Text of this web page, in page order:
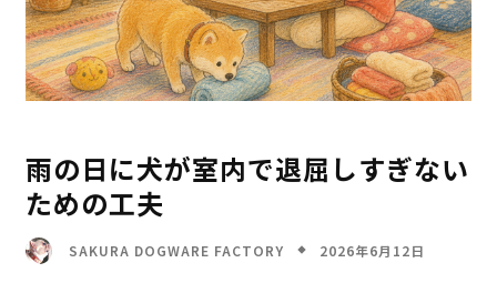
雨の日に犬が室内で退屈しすぎない
ための工夫
SAKURA DOGWARE FACTORY 2026年6月12日